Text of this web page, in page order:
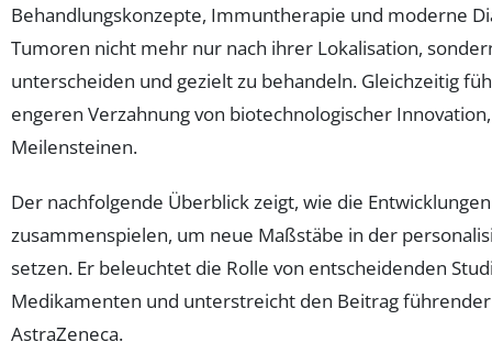
Behandlungskonzepte, Immuntherapie und moderne
Tumoren nicht mehr nur nach ihrer Lokalisation,
unterscheiden und gezielt zu behandeln. Gleichzeitig
engeren Verzahnung von biotechnologischer
Meilensteinen.
Der nachfolgende Überblick zeigt, wie die
zusammenspielen, um neue Maßstäbe in der
setzen. Er beleuchtet die Rolle von entscheidenden
Medikamenten und unterstreicht den Beitrag
AstraZeneca.